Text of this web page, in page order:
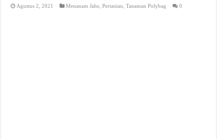
Agustus 2, 2021 Menanam Jahe ,Pertanian ,Tanaman Polybag 0